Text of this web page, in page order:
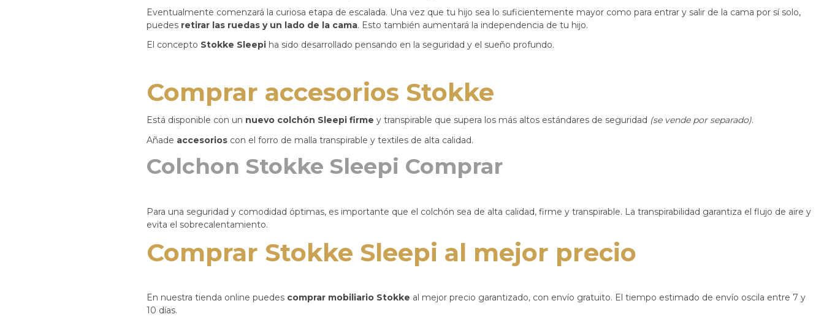
Eventualmente comenzará la curiosa etapa de escalada. Una vez que tu hijo sea lo suficientemente mayor como para entrar y salir de la cama por sí solo,
puedes retirar las ruedas y un lado de la cama. Esto también aumentará la independencia de tu hijo.
​El concepto Stokke Sleepi ha sido desarrollado pensando en la seguridad y el sueño profundo.
Comprar accesorios Stokke
Está disponible con un nuevo colchón Sleepi firme y transpirable que supera los más altos estándares de seguridad (se vende por separado).
Añade accesorios con el forro de malla transpirable y textiles de alta calidad.​
Colchon Stokke Sleepi Comprar
Para una seguridad y comodidad óptimas, es importante que el colchón sea de alta calidad, firme y transpirable. La transpirabilidad garantiza el flujo de aire y
evita el sobrecalentamiento.
Comprar Stokke Sleepi al mejor precio
En nuestra tienda online puedes comprar mobiliario Stokke al mejor precio garantizado, con envío gratuito. El tiempo estimado de envío oscila entre 7 y
10 días.